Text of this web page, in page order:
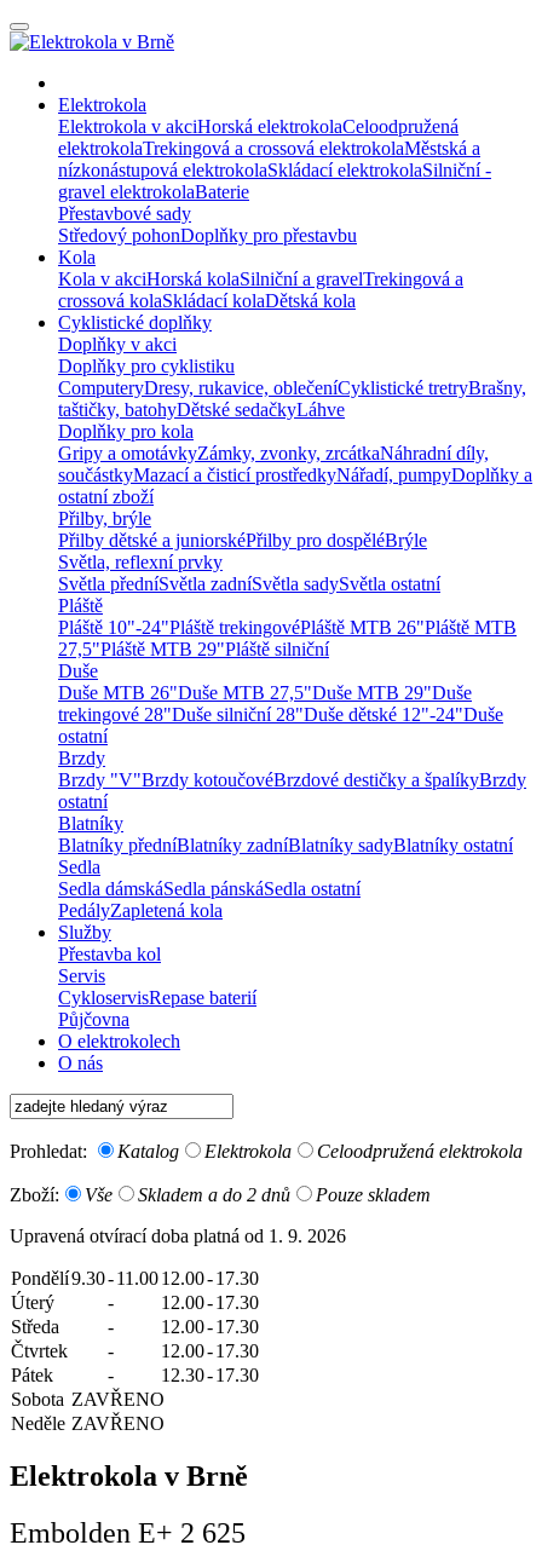
Elektrokola
Elektrokola v akciHorská elektrokolaCeloodpružená
elektrokolaTrekingová a crossová elektrokolaMěstská a
nízkonástupová elektrokolaSkládací elektrokolaSilniční -
gravel elektrokolaBaterie
Přestavbové sady
Středový pohonDoplňky pro přestavbu
Kola
Kola v akciHorská kolaSilniční a gravelTrekingová a
crossová kolaSkládací kolaDětská kola
Cyklistické doplňky
Doplňky v akci
Doplňky pro cyklistiku
ComputeryDresy, rukavice, oblečeníCyklistické tretryBrašny,
taštičky, batohyDětské sedačkyLáhve
Doplňky pro kola
Gripy a omotávkyZámky, zvonky, zrcátkaNáhradní díly,
součástkyMazací a čisticí prostředkyNářadí, pumpyDoplňky a
ostatní zboží
Přilby, brýle
Přilby dětské a juniorskéPřilby pro dospěléBrýle
Světla, reflexní prvky
Světla předníSvětla zadníSvětla sadySvětla ostatní
Pláště
Pláště 10"-24"Pláště trekingovéPláště MTB 26"Pláště MTB
27,5"Pláště MTB 29"Pláště silniční
Duše
Duše MTB 26"Duše MTB 27,5"Duše MTB 29"Duše
trekingové 28"Duše silniční 28"Duše dětské 12"-24"Duše
ostatní
Brzdy
Brzdy "V"Brzdy kotoučovéBrzdové destičky a špalíkyBrzdy
ostatní
Blatníky
Blatníky předníBlatníky zadníBlatníky sadyBlatníky ostatní
Sedla
Sedla dámskáSedla pánskáSedla ostatní
PedályZapletená kola
Služby
Přestavba kol
Servis
CykloservisRepase baterií
Půjčovna
O elektrokolech
O nás
Prohledat: Katalog Elektrokola Celoodpružená elektrokola
Zboží: Vše Skladem a do 2 dnů
Pouze skladem
Upravená otvírací doba platná od 1. 9. 2026
Pondělí9.30-11.0012.00-17.30
Úterý
- 12.00-17.30
Středa
- 12.00-17.30
Čtvrtek
- 12.00-17.30
Pátek
- 12.30-17.30
Sobota ZAVŘENO
Neděle ZAVŘENO
Elektrokola v Brně
Embolden E+ 2 625